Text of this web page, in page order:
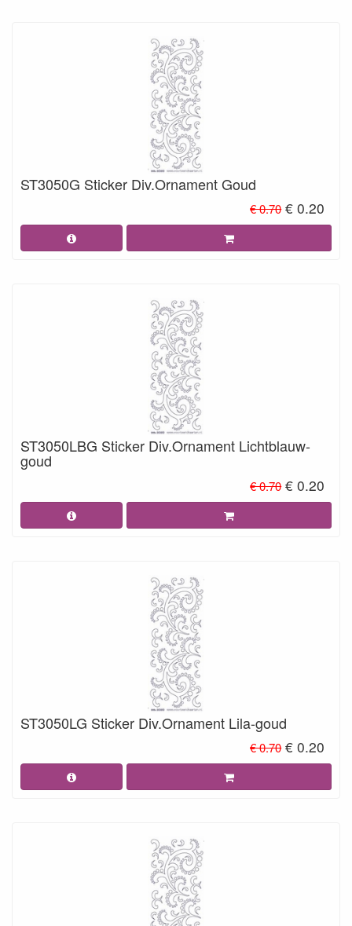
ST3050G Sticker Div.Ornament Goud
€ 0.70 € 0.20
ST3050LBG Sticker Div.Ornament Lichtblauw-
goud
€ 0.70 € 0.20
ST3050LG Sticker Div.Ornament Lila-goud
€ 0.70 € 0.20